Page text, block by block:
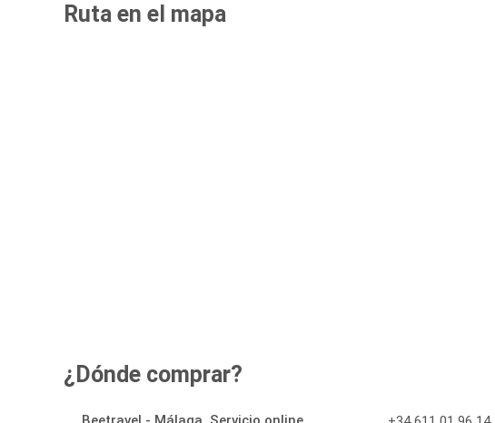
Ruta en el mapa
¿Dónde comprar?